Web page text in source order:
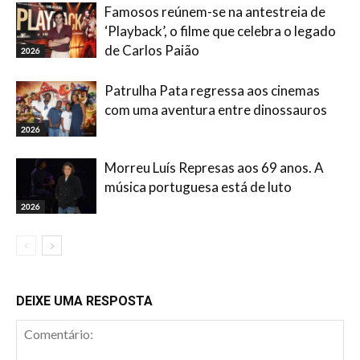
2026
Famosos reúnem-se na antestreia de
‘Playback’, o filme que celebra o legado
de Carlos Paião
2026
Patrulha Pata regressa aos cinemas
com uma aventura entre dinossauros
2026
Morreu Luís Represas aos 69 anos. A
música portuguesa está de luto
DEIXE UMA RESPOSTA